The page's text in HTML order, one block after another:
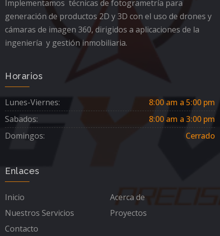
Implementamos técnicas de fotogrametría para
generación de productos 2D y 3D con el uso de drones y
cámaras de imagen 360, dirigidos a aplicaciones de la
ingeniería y gestión inmobiliaria.
Horarios
Lunes-Viernes:
8:00 am a 5:00 pm
Sabados:
8:00 am a 3:00 pm
Domingos:
Cerrado
Enlaces
Inicio
Acerca de
Nuestros Servicios
Proyectos
Contacto